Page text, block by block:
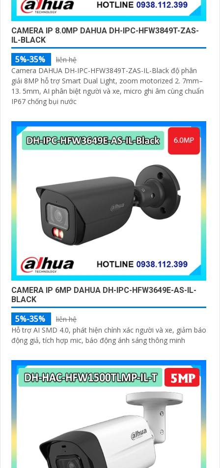
CAMERA IP 8.0MP DAHUA DH-IPC-HFW3849T-ZAS-
IL-BLACK
5%-35%
liên hệ
Camera DAHUA DH-IPC-HFW3849T-ZAS-IL-Black độ phân
giải 8MP hỗ trợ Smart Dual Light, zoom motorized 2. 7mm–
13. 5mm, AI phân biệt người và xe, micro ghi âm cùng chuẩn
IP67 chống bụi nước
CAMERA IP 6MP DAHUA DH-IPC-HFW3649E-AS-IL-
BLACK
5%-35%
liên hệ
Hỗ trợ AI SMD 4.0, phát hiện chính xác người và xe, giảm báo
động giả, tích hợp mic, báo động ánh sáng thông minh